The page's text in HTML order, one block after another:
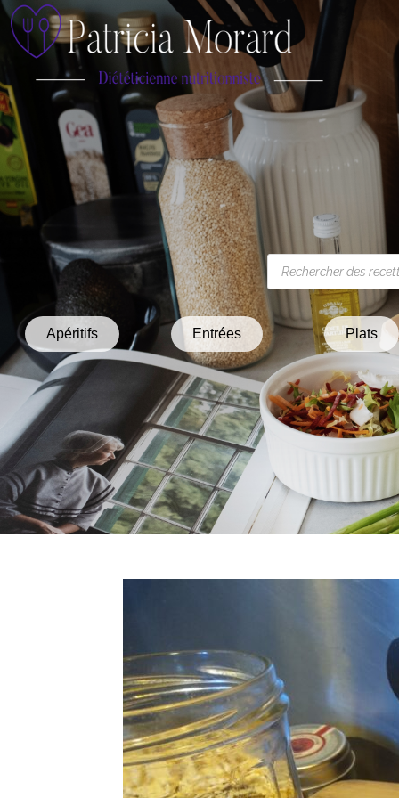
Apéritifs Entrées Plats